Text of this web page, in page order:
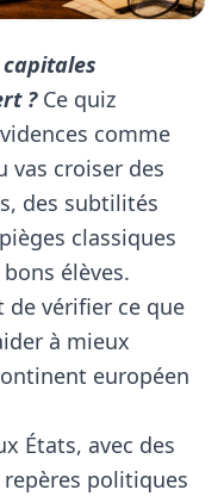
?Ce quiz
comme
vas croiser des
des subtilités
classiques
élèves.
de vérifier ce que
à mieux
européen
États, avec des
politiques